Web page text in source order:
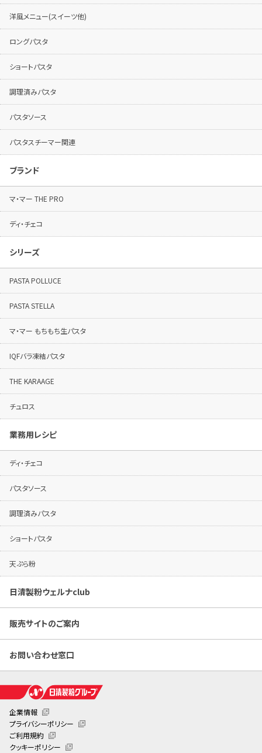
洋風メニュー(スイーツ他)
ロングパスタ
ショートパスタ
調理済みパスタ
パスタソース
パスタスチーマー関連
ブランド
マ・マー THE PRO
ディ・チェコ
シリーズ
PASTA POLLUCE
PASTA STELLA
マ・マー もちもち生パスタ
IQFバラ凍結パスタ
THE KARAAGE
チュロス
業務用レシピ
ディ・チェコ
パスタソース
調理済みパスタ
ショートパスタ
天ぷら粉
日清製粉ウェルナclub
販売サイトのご案内
お問い合わせ窓口
企業情報
プライバシーポリシー
ご利用規約
クッキーポリシー